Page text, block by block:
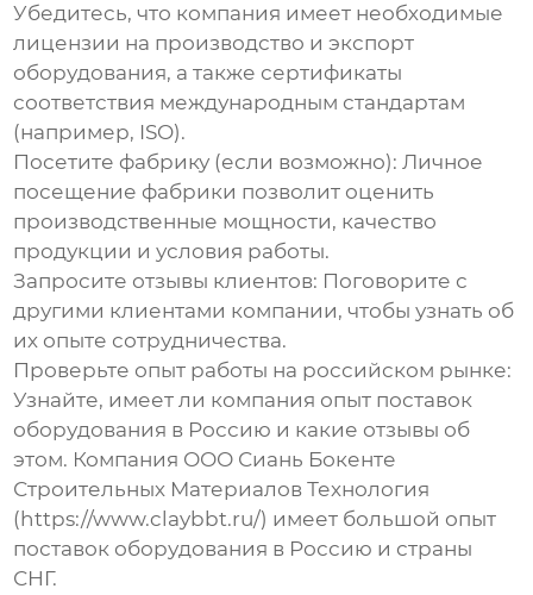
Убедитесь, что компания имеет необходимые
лицензии на производство и экспорт
оборудования, а также сертификаты
соответствия международным стандартам
(например, ISO).
Посетите фабрику (если возможно): Личное
посещение фабрики позволит оценить
производственные мощности, качество
продукции и условия работы.
Запросите отзывы клиентов: Поговорите с
другими клиентами компании, чтобы узнать об
их опыте сотрудничества.
Проверьте опыт работы на российском рынке:
Узнайте, имеет ли компания опыт поставок
оборудования в Россию и какие отзывы об
этом. Компания ООО Сиань Бокенте
Строительных Материалов Технология
(https://www.claybbt.ru/) имеет большой опыт
поставок оборудования в Россию и страны
СНГ.